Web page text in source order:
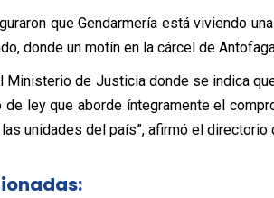
que Gendarmería está viviendo
donde un motín en la cárcel de
Ministerio de Justicia donde se indica
de ley que aborde íntegramente el
unidades del país”, afirmó el directorio